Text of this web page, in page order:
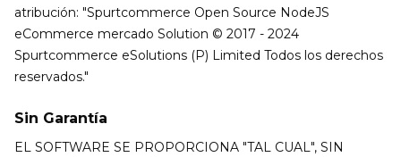
atribución: "Spurtcommerce Open Source NodeJS
eCommerce mercado Solution © 2017 - 2024
Spurtcommerce eSolutions (P) Limited Todos los derechos
reservados."
Sin Garantía
EL SOFTWARE SE PROPORCIONA "TAL CUAL", SIN